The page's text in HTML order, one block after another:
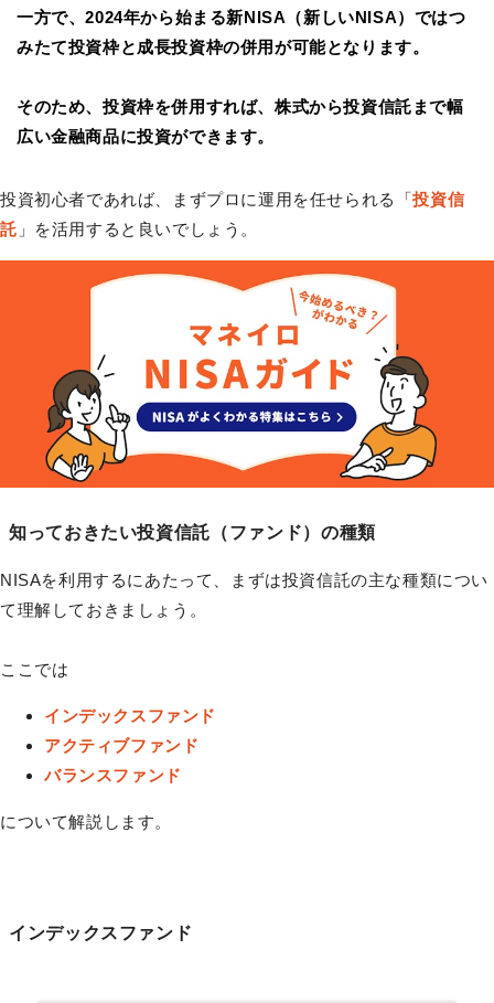
一方で、2024年から始まる新NISA（新しいNISA）ではつ
みたて投資枠と成長投資枠の併用が可能となります。
そのため、投資枠を併用すれば、株式から投資信託まで幅
広い金融商品に投資ができます。
投資初心者であれば、まずプロに運用を任せられる「投資信
託 」を活用すると良いでしょう。
知っておきたい投資信託（ファンド）の種類
NISAを利用するにあたって、まずは投資信託の主な種類につい
て理解しておきましょう。
ここでは
インデックスファンド
アクティブファンド
バランスファンド
について解説します。
インデックスファンド